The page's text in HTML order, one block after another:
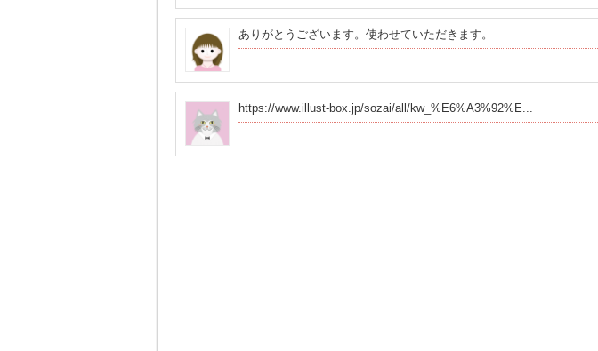
ありがとうございます。使わせていただきます。
https://www.illust-box.jp/sozai/all/kw_%E6%A3%92%E...